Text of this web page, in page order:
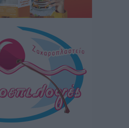
πλευρό του άτυχου Ιάκωβου
του Μπρένο Σαλβατιέρα